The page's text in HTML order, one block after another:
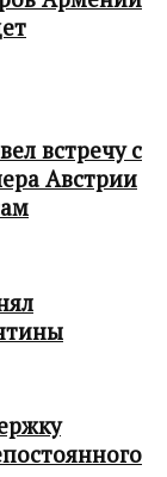
встречу с
Австрии